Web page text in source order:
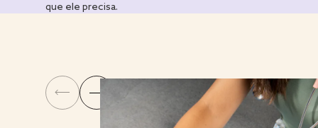
que ele precisa.